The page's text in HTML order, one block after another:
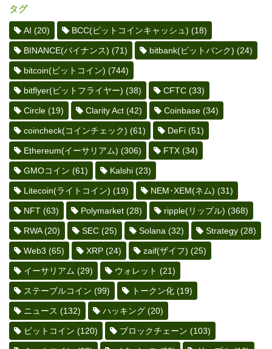
タグ
AI (20) BCC(ビットコインキャッシュ) (18)
BINANCE(バイナンス) (71) bitbank(ビットバンク) (24)
bitcoin(ビットコイン) (744)
bitflyer(ビットフライヤー) (38) CFTC (33)
Circle (19) Clarity Act (42) Coinbase (34)
coincheck(コインチェック) (61) DeFi (51)
Ethereum(イーサリアム) (306) FTX (34)
GMOコイン (61) Kalshi (23)
Litecoin(ライトコイン) (19) NEM･XEM(ネム) (31)
NFT (63) Polymarket (28) ripple(リップル) (368)
RWA(20) SEC (25) Solana (32) Strategy (28)
Web3 (65) XRP (24) zaif(ザイフ) (25)
イーサリアム (29) ウォレット (21)
ステーブルコイン (99) トークン化 (19)
ニュース (132) ハッキング (20)
ビットコイン (120) ブロックチェーン (103)